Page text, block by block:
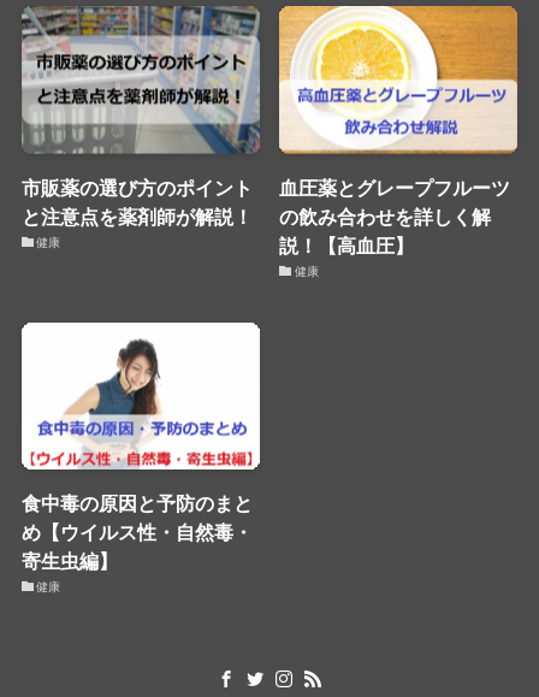
市販薬の選び方のポイント
と注意点を薬剤師が解説！
健康
血圧薬とグレープフルーツ
の飲み合わせを詳しく解
説！【高血圧】
健康
食中毒の原因と予防のまと
め【ウイルス性・自然毒・
寄生虫編】
健康